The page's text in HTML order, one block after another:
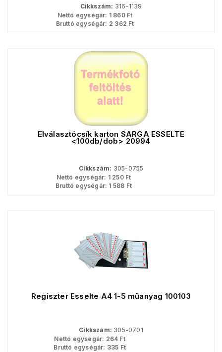
Cikkszám: 316-1139
Nettó egységár: 1 860Ft
Bruttó egységár: 2 362 Ft
Elválasztócsík karton SÁRGA ESSELTE
<100db/dob> 20994
Cikkszám: 305-0755
Nettó egységár: 1 250Ft
Bruttó egységár: 1 588 Ft
Regiszter Esselte A4 1-5 műanyag 100103
Cikkszám: 305-0701
Nettó egységár: 264 Ft
Bruttó egységár: 335 Ft